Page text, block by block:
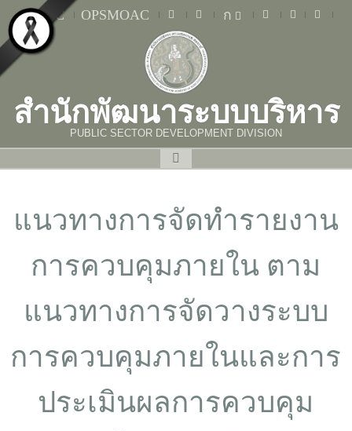
MOAC OPSMOAC ก
สำนักพัฒนาระบบบริหาร
PUBLIC SECTOR DEVELOPMENT DIVISION
แนวทางการจัดทำรายงาน
การควบคุมภายใน ตาม
แนวทางการจัดวางระบบ
การควบคุมภายในและการ
ประเมินผลการควบคุม